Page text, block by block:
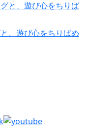
、遊び心をちりばめ